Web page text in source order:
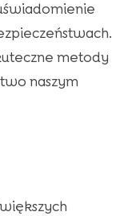
kota
kluczowa
metody
naszym